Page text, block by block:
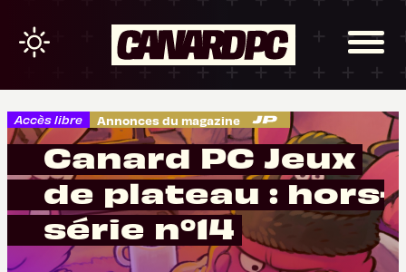
Accès libre Annonces du magazine
Canard PC Jeux
de plateau : hors-
série n°14